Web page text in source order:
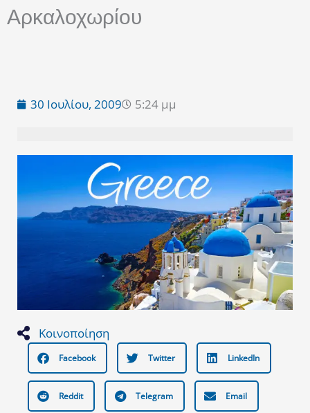
Αρκαλοχωρίου
30 Ιουλίου, 2009 5:24 μμ
Κοινοποίηση
Facebook Twitter LinkedIn
Reddit Telegram Email